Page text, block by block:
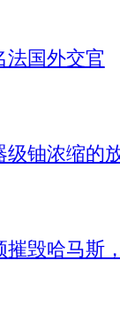
法国外交官
铀浓缩的
摧毁哈马斯